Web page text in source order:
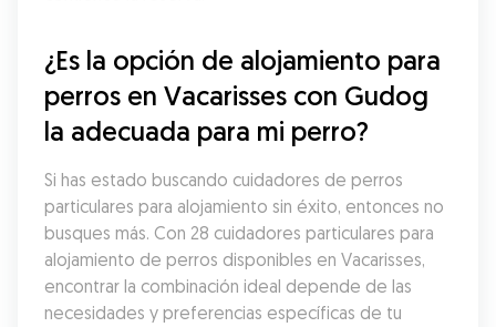
¿Es la opción de alojamiento para
perros en Vacarisses con Gudog
la adecuada para mi perro?
Si has estado buscando cuidadores de perros
particulares para alojamiento sin éxito, entonces no
busques más. Con 28 cuidadores particulares para
alojamiento de perros disponibles en Vacarisses,
encontrar la combinación ideal depende de las
necesidades y preferencias específicas de tu